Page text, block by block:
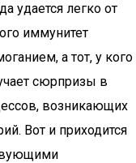
удается легко от
иммунитет
а тот, у кого
сюрпризы в
возникающих
Вот и приходится